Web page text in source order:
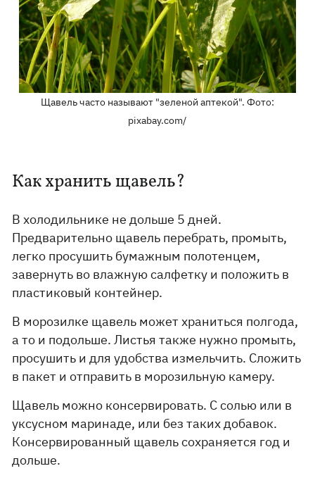
Щавель часто называют "зеленой аптекой". Фото:
pixabay.com/
Как хранить щавель?
В холодильнике не дольше 5 дней.
Предварительно щавель перебрать, промыть,
легко просушить бумажным полотенцем,
завернуть во влажную салфетку и положить в
пластиковый контейнер.
В морозилке щавель может храниться полгода,
а то и подольше. Листья также нужно промыть,
просушить и для удобства измельчить. Сложить
в пакет и отправить в морозильную камеру.
Щавель можно консервировать. С солью или в
уксусном маринаде, или без таких добавок.
Консервированный щавель сохраняется год и
дольше.